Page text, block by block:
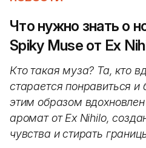
Что нужно знать о
Spiky Muse от Ex
Кто такая муза? Та, кто
старается понравиться
этим образом
аромат от Ex Nihilo,
чувства и стирать